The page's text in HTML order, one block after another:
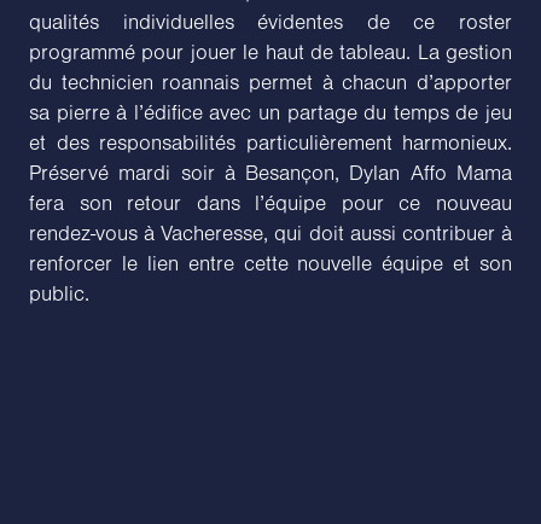
qualités individuelles évidentes de ce roster
programmé pour jouer le haut de tableau. La gestion
du technicien roannais permet à chacun d’apporter
sa pierre à l’édifice avec un partage du temps de jeu
et des responsabilités particulièrement harmonieux.
Préservé mardi soir à Besançon, Dylan Affo Mama
fera son retour dans l’équipe pour ce nouveau
rendez-vous à Vacheresse, qui doit aussi contribuer à
renforcer le lien entre cette nouvelle équipe et son
public.